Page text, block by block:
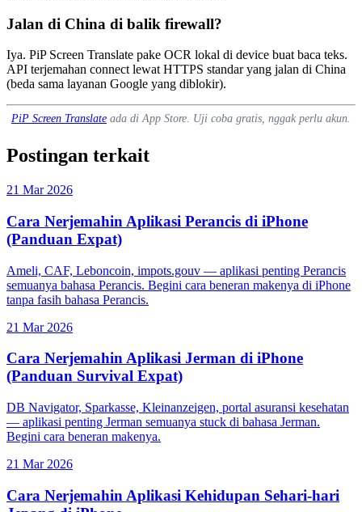
Jalan di China di balik firewall?
Iya. PiP Screen Translate pake OCR lokal di device buat baca teks.
API terjemahan connect lewat HTTPS standar yang jalan di China
(beda sama layanan Google yang diblokir).
PiP Screen Translate ada di App Store. Uji coba gratis, nggak perlu akun.
Postingan terkait
21 Mar 2026
Cara Nerjemahin Aplikasi Perancis di iPhone
(Panduan Expat)
Ameli, CAF, Leboncoin, impots.gouv — aplikasi penting Perancis
semuanya bahasa Perancis. Begini cara beneran makenya di iPhone
tanpa fasih bahasa Perancis.
21 Mar 2026
Cara Nerjemahin Aplikasi Jerman di iPhone
(Panduan Survival Expat)
DB Navigator, Sparkasse, Kleinanzeigen, portal asuransi kesehatan
— aplikasi penting Jerman semuanya stuck di bahasa Jerman.
Begini cara beneran makenya.
21 Mar 2026
Cara Nerjemahin Aplikasi Kehidupan Sehari-hari